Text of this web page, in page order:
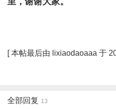
[本帖最后由 lixiaodaoaaa 于
全部回复 13